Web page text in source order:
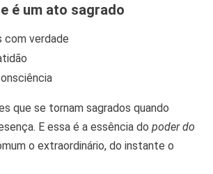
é um ato sagrado
com verdade
que se tornam sagrados quando
E essa é a essência do poder do
o extraordinário, do instante o